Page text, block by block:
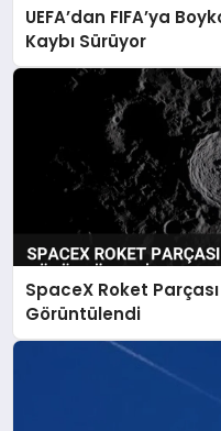
UEFA’dan FIFA’ya
Kaybı Sürüyor
SpaceX Roket
Görüntülendi